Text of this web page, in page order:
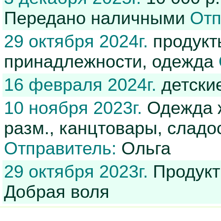
Передано наличными
29 октября 2024г.
принадлежности, одежда
16 февраля 2024г.
10 ноября 2023г. Одежда
разм., канцтовары,
Отправитель: Ольга
29 октября 2023г.
Добрая воля